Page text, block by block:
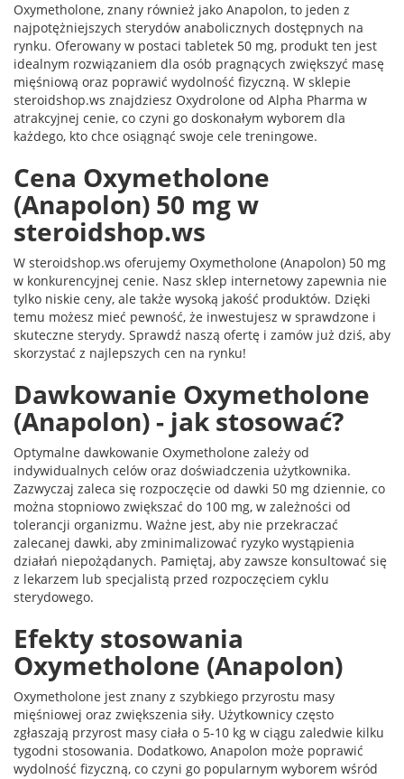
Oxymetholone, znany również jako Anapolon, to jeden z
najpotężniejszych sterydów anabolicznych dostępnych na
rynku. Oferowany w postaci tabletek 50 mg, produkt ten jest
idealnym rozwiązaniem dla osób pragnących zwiększyć masę
mięśniową oraz poprawić wydolność fizyczną. W sklepie
steroidshop.ws znajdziesz Oxydrolone od Alpha Pharma w
atrakcyjnej cenie, co czyni go doskonałym wyborem dla
każdego, kto chce osiągnąć swoje cele treningowe.
Cena Oxymetholone
(Anapolon) 50 mg w
steroidshop.ws
W steroidshop.ws oferujemy Oxymetholone (Anapolon) 50 mg
w konkurencyjnej cenie. Nasz sklep internetowy zapewnia nie
tylko niskie ceny, ale także wysoką jakość produktów. Dzięki
temu możesz mieć pewność, że inwestujesz w sprawdzone i
skuteczne sterydy. Sprawdź naszą ofertę i zamów już dziś, aby
skorzystać z najlepszych cen na rynku!
Dawkowanie Oxymetholone
(Anapolon) - jak stosować?
Optymalne dawkowanie Oxymetholone zależy od
indywidualnych celów oraz doświadczenia użytkownika.
Zazwyczaj zaleca się rozpoczęcie od dawki 50 mg dziennie, co
można stopniowo zwiększać do 100 mg, w zależności od
tolerancji organizmu. Ważne jest, aby nie przekraczać
zalecanej dawki, aby zminimalizować ryzyko wystąpienia
działań niepożądanych. Pamiętaj, aby zawsze konsultować się
z lekarzem lub specjalistą przed rozpoczęciem cyklu
sterydowego.
Efekty stosowania
Oxymetholone (Anapolon)
Oxymetholone jest znany z szybkiego przyrostu masy
mięśniowej oraz zwiększenia siły. Użytkownicy często
zgłaszają przyrost masy ciała o 5-10 kg w ciągu zaledwie kilku
tygodni stosowania. Dodatkowo, Anapolon może poprawić
wydolność fizyczną, co czyni go popularnym wyborem wśród